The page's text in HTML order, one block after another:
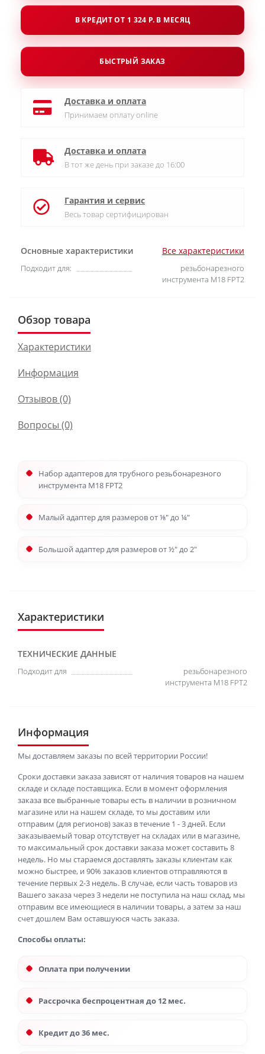
Основные характеристики Все характеристики
Подходит для:
резьбонарезного
инструмента M18 FPT2
В КРЕДИТ ОТ 1 324 Р. В МЕСЯЦ
БЫСТРЫЙ ЗАКАЗ
Доставка и оплата
Принимаем оплату online
Доставка и оплата
В тот же день при заказе до 16:00
Гарантия и сервис
Весь товар сертифицирован
Обзор товара
Характеристики
Информация
Отзывов (0)
Вопросы (0)
Набор адаптеров для трубного резьбонарезного
инструмента M18 FPT2
Малый адаптер для размеров от ⅛″ до ¼″
Большой адаптер для размеров от ½″ до 2″
Характеристики
ТЕХНИЧЕСКИЕ ДАННЫЕ
Подходит для
резьбонарезного
инструмента M18 FPT2
Информация
Мы доставляем заказы по всей территории России!
Сроки доставки заказа зависят от наличия товаров на нашем
складе и складе поставщика. Если в момент оформления
заказа все выбранные товары есть в наличии в розничном
магазине или на нашем складе, то мы доставим или
отправим (для регионов) заказ в течение 1 - 3 дней. Если
заказываемый товар отсутствует на складах или в магазине,
то максимальный срок доставки заказа может составить 8
недель. Но мы стараемся доставлять заказы клиентам как
можно быстрее, и 90% заказов клиентов отправляются в
течение первых 2-3 недель. В случае, если часть товаров из
Вашего заказа через 3 недели не поступила на наш склад, мы
отправим все имеющиеся в наличии товары, а затем за наш
счет дошлем Вам оставшуюся часть заказа.
Способы оплаты:
Оплата при получении
Рассрочка беспроцентная до 12 мес.
Кредит до 36 мес.